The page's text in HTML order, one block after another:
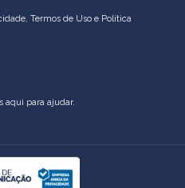
,Termos de Uso e Política
aqui para ajudar.